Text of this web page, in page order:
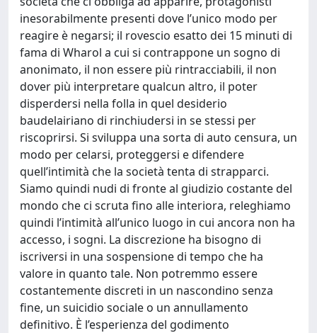
inesorabilmente presenti dove l’unico modo per
reagire è negarsi; il rovescio esatto dei 15 minuti di
fama di Wharol a cui si contrappone un sogno di
anonimato, il non essere più rintracciabili, il non
dover più interpretare qualcun altro, il poter
disperdersi nella folla in quel desiderio
baudelairiano di rinchiudersi in se stessi per
riscoprirsi. Si sviluppa una sorta di auto censura, un
modo per celarsi, proteggersi e difendere
quell’intimità che la società tenta di strapparci.
Siamo quindi nudi di fronte al giudizio costante del
mondo che ci scruta fino alle interiora, releghiamo
quindi l’intimità all’unico luogo in cui ancora non ha
accesso, i sogni. La discrezione ha bisogno di
iscriversi in una sospensione di tempo che ha
valore in quanto tale. Non potremmo essere
costantemente discreti in un nascondino senza
fine, un suicidio sociale o un annullamento
definitivo. È l’esperienza del godimento